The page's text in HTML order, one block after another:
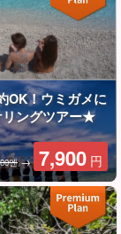
OK！ウミガメに
リングツアー★
엔→ 7,900 円